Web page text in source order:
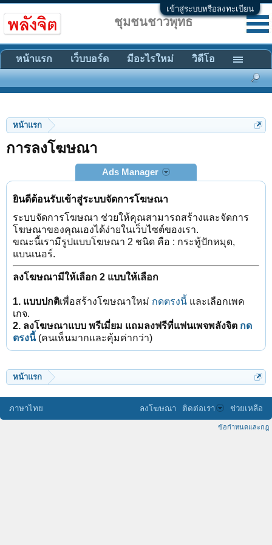
เข้าสู่ระบบหรือลงทะเบียน
หน้าแรก
การลงโฆษณา
Ads Manager
ยินดีต้อนรับเข้าสู่ระบบจัดการโฆษณา
ระบบจัดการโฆษณา ช่วยให้คุณสามารถสร้างและจัดการ
โฆษณาของคุณเองได้ง่ายในเว็บไซต์ของเรา.
ขณะนี้เรามีรูปแบบโฆษณา 2 ชนิด คือ : กระทู้ปักหมุด,
แบนเนอร์.
ลงโฆษณามีให้เลือก 2 แบบให้เลือก
1. แบบปกติเพื่อสร้างโฆษณาใหม่ กดตรงนี้ และเลือกเพค
เกจ.
2. ลงโฆษณาแบบ พรีเมี่ยม แถมลงฟรีที่แฟนเพจพลังจิต กด
ตรงนี้ (คนเห็นมากและคุ้มค่ากว่า)
หน้าแรก
ชุมชนชาวพุทธ
หน้าแรก เว็บบอร์ด มีอะไรใหม่ วิดีโอ
ภาษาไทย ลงโฆษณา ติดต่อเรา ช่วยเหลือ
ข้อกำหนดและกฎ